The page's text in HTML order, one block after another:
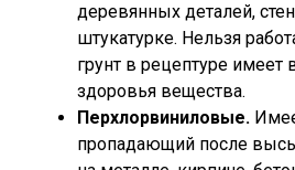
деревянных деталей,
штукатурке. Нельзя
грунт в рецептуре
здоровья вещества.
Перхлорвиниловые.
пропадающий после